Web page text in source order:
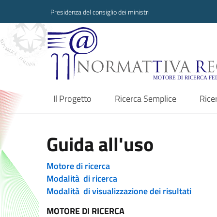
Presidenza del consiglio dei ministri
Normattiva
Il Progetto
current Ricerca Semplice
Guida all'uso
Motore di ricerca
Modalità di ricerca
Modalità di visualizzazione dei risultati
MOTORE DI RICERCA